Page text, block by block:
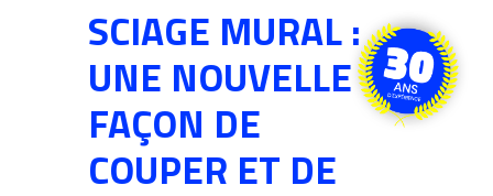
SCIAGE MURAL :
UNE NOUVELLE
FAÇON DE
COUPER ET DE